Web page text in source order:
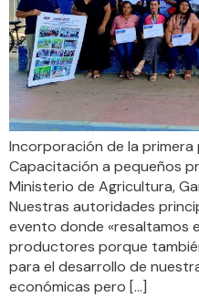
Incorporación de la
Capacitación a pequeños
Ministerio de Agricultura,
Nuestras autoridades
evento donde «resaltamos
productores porque
para el desarrollo de
económicas pero […]